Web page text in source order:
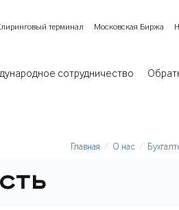
терминал Московская Биржа
сотрудничество
Главная О нас